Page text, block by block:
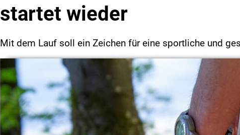
startet wieder
Mit dem Lauf soll ein Zeichen für eine sportliche und